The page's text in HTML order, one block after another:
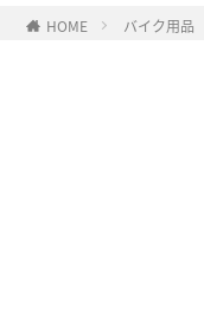
HOME バイク用品